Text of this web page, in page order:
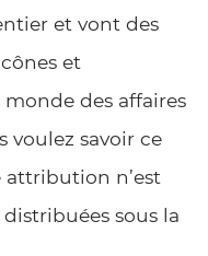
et vont des
et
des affaires
voulez savoir ce
attribution n’est
sous la